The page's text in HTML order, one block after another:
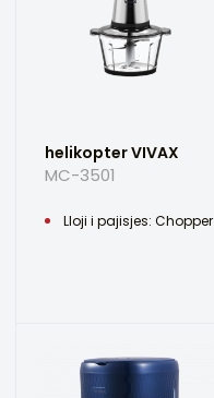
helikopter VIVAX
MC-3501
Lloji i pajisjes: Chopper